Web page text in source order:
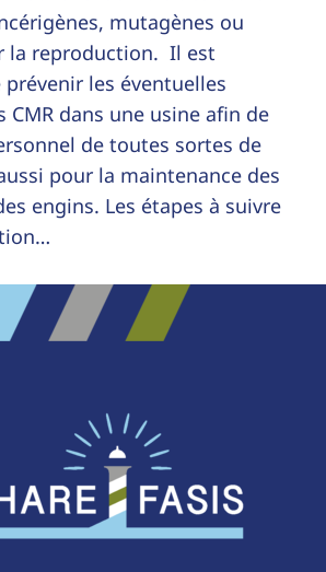
mutagènes ou
la reproduction. Il est
prévenir les éventuelles
CMR dans une usine afin de
de toutes sortes de
pour la maintenance des
engins. Les étapes à suivre